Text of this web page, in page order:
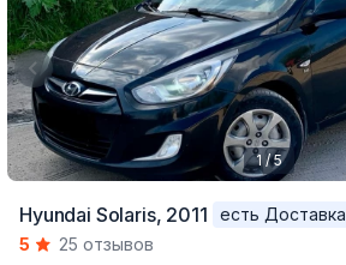
of
1 / 5
Hyundai Solaris, 2011
есть Доставка
5
25 отзывов